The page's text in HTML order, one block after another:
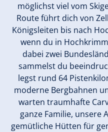
möglichst viel vom
Route führt dich von
Königsleiten bis nach
wenn du in
dabei zwei
sammelst du
legst rund 64
moderne Bergbahnen
warten traumhafte
ganze Familie, unsere
gemütliche Hütten für